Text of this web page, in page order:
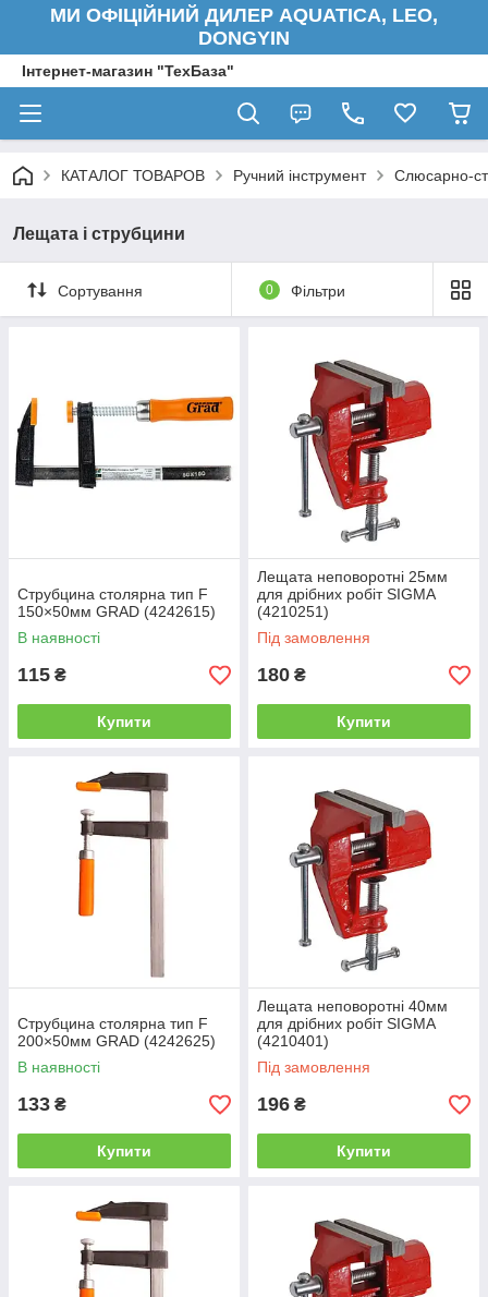
МИ ОФІЦІЙНИЙ ДИЛЕР AQUATICA, LEO,
DONGYIN
Інтернет-магазин "ТехБаза"
КАТАЛОГ ТОВАРОВ Ручний інструмент Слюсарно-
Лещата і струбцини
Сортування 0 Фільтри
Струбцина столярна тип F
150×50мм GRAD (4242615)
В наявності
115 ₴
Купити
Лещата неповоротні 25мм
для дрібних робіт SIGMA
(4210251)
Під замовлення
180 ₴
Купити
Струбцина столярна тип F
200×50мм GRAD (4242625)
В наявності
133 ₴
Купити
Лещата неповоротні 40мм
для дрібних робіт SIGMA
(4210401)
Під замовлення
196 ₴
Купити